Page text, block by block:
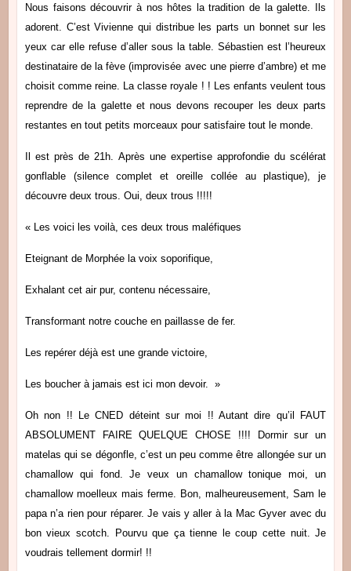
Nous faisons découvrir à nos hôtes la tradition de la galette. Ils
adorent. C’est Vivienne qui distribue les parts un bonnet sur les
yeux car elle refuse d’aller sous la table. Sébastien est l’heureux
destinataire de la fève (improvisée avec une pierre d’ambre) et me
choisit comme reine. La classe royale ! ! Les enfants veulent tous
reprendre de la galette et nous devons recouper les deux parts
restantes en tout petits morceaux pour satisfaire tout le monde.
Il est près de 21h. Après une expertise approfondie du scélérat
gonflable (silence complet et oreille collée au plastique), je
découvre deux trous. Oui, deux trous !!!!!
« Les voici les voilà, ces deux trous maléfiques
Eteignant de Morphée la voix soporifique,
Exhalant cet air pur, contenu nécessaire,
Transformant notre couche en paillasse de fer.
Les repérer déjà est une grande victoire,
Les boucher à jamais est ici mon devoir. »
Oh non !! Le CNED déteint sur moi !! Autant dire qu’il FAUT
ABSOLUMENT FAIRE QUELQUE CHOSE !!!! Dormir sur un
matelas qui se dégonfle, c’est un peu comme être allongée sur un
chamallow qui fond. Je veux un chamallow tonique moi, un
chamallow moelleux mais ferme. Bon, malheureusement, Sam le
papa n’a rien pour réparer. Je vais y aller à la Mac Gyver avec du
bon vieux scotch. Pourvu que ça tienne le coup cette nuit. Je
voudrais tellement dormir! !!